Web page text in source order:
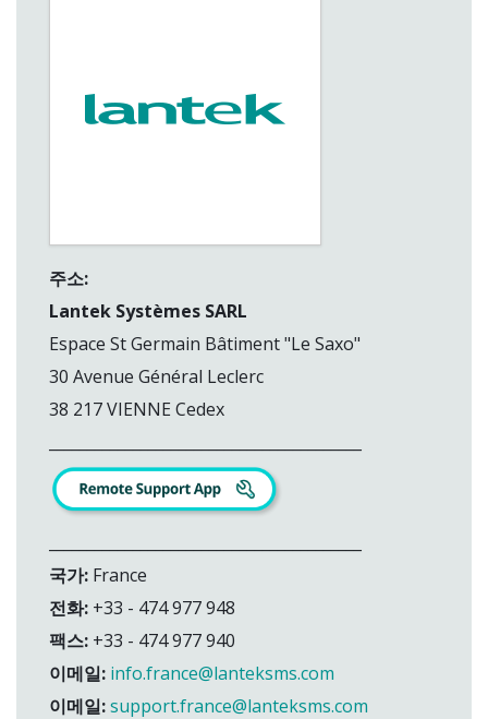
주소:
Lantek Systèmes SARL
Espace St Germain Bâtiment "Le Saxo"
30 Avenue Général Leclerc
38 217 VIENNE Cedex
국가: France
전화: +33 - 474 977 948
팩스: +33 - 474 977 940
이메일: info.france@lanteksms.com
이메일:support.france@lanteksms.com